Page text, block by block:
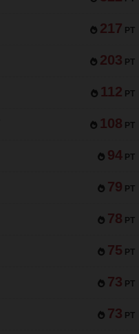
217 PT
203 PT
112 PT
108 PT
94 PT
79 PT
78 PT
75 PT
73 PT
73 PT